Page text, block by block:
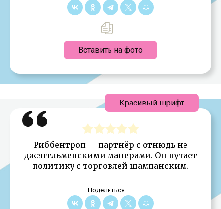
Вставить на фото
Риббентроп — партнёр с отнюдь не
джентльменскими манерами. Он путает
политику с торговлей шампанским.
Поделиться:
Красивый шрифт